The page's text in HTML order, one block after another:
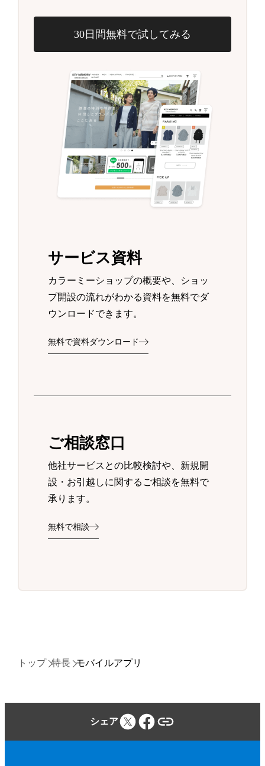
30日間無料で試してみる
サービス資料
カラーミーショップの概要や、ショッ
プ開設の流れがわかる資料を無料でダ
ウンロードできます。
無料で資料ダウンロード
ご相談窓口
他社サービスとの比較検討や、新規開
設・お引越しに関するご相談を無料で
承ります。
無料で相談
トップ 特長 モバイルアプリ
シェア